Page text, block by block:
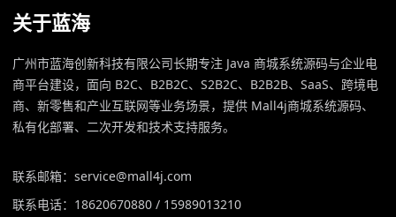
关于蓝海
广州市蓝海创新科技有限公司长期专注 Java 商城系统源码与企业电
商平台建设，面向 B2C、B2B2C、S2B2C、B2B2B、SaaS、跨境电
商、新零售和产业互联网等业务场景，提供 Mall4j商城系统源码、
私有化部署、二次开发和技术支持服务。
联系邮箱：service@mall4j.com
联系电话：18620670880 / 15989013210